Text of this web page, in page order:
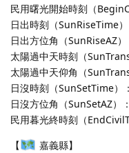
民用曙光開始時刻（
日出時刻（SunRiseTime
日出方位角（SunRiseAZ
太陽過中天時刻（
太陽過中天仰角（
日沒時刻（SunSetTime）
日沒方位角（SunSetAZ）
民用暮光終時刻（
【
嘉義縣】